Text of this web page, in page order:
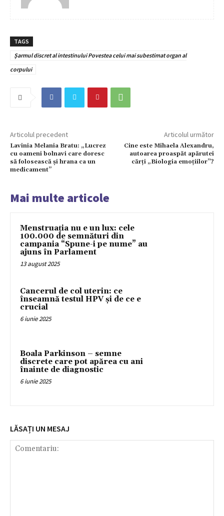
TAGS
Șarmul discret al intestinului Povestea celui mai subestimat organ al
corpului
Articolul precedent
Lavinia Melania Bratu: „Lucrez
cu oameni bolnavi care doresc
să folosească și hrana ca un
medicament”
Articolul următor
Cine este Mihaela Alexandru,
autoarea proaspăt apărutei
cărți „Biologia emoțiilor”?
Mai multe articole
Menstruația nu e un lux: cele
100.000 de semnături din
campania “Spune-i pe nume” au
ajuns în Parlament
13 august 2025
Cancerul de col uterin: ce
înseamnă testul HPV și de ce e
crucial
6 iunie 2025
Boala Parkinson – semne
discrete care pot apărea cu ani
înainte de diagnostic
6 iunie 2025
LĂSAȚI UN MESAJ